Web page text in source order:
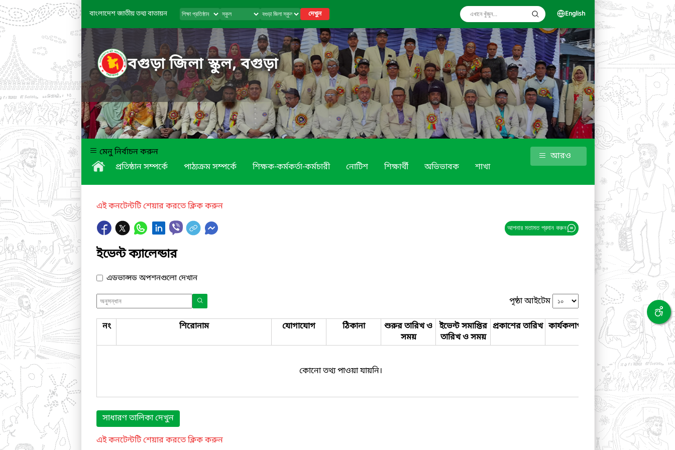
বাংলাদেশ জাতীয় তথ্য বাতায়ন দেখুন English
বগুড়া জিলা স্কুল, বগুড়া
মেনু নির্বাচন করুন
প্রতিষ্ঠান সম্পর্কে
পাঠ্যক্রম সম্পর্কে শিক্ষক-কর্মকর্তা-কর্মচারী নোটিশ শিক্ষার্থী অভিভাবক শাখা
আরও
এই কনটেন্টটি শেয়ার করতে ক্লিক করুন
আপনার মতামত প্রদান করুন
ইভেন্ট ক্যালেন্ডার
এডভান্সড অপশনগুলো দেখান
পৃষ্ঠা আইটেম
নং শিরোনাম যোগাযোগ ঠিকানা
শুরুর তারিখ ও
সময়
ইভেন্ট সমাপ্তির
তারিখ ও সময়
প্রকাশের তারিখ কার্যকলাপ
কোনো তথ্য পাওয়া যায়নি।
সাধারণ তালিকা দেখুন
এই কনটেন্টটি শেয়ার করতে ক্লিক করুন